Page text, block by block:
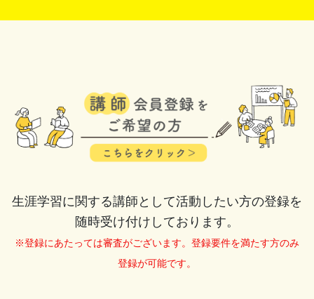
生涯学習に関する講師として活動したい方の登録を
随時受け付けしております。
※登録にあたっては審査がございます。登録要件を満たす方のみ
登録が可能です。